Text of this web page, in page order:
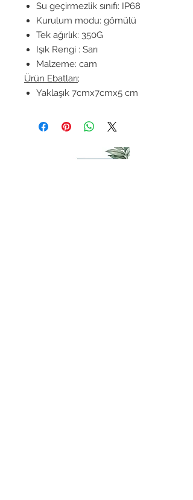
Su geçirmezlik sınıfı: IP68
Kurulum modu: gömülü
Tek ağırlık: 350G
Işık Rengi : Sarı
Malzeme: cam
Ürün Ebatları;
Yaklaşık 7cmx7cmx5 cm